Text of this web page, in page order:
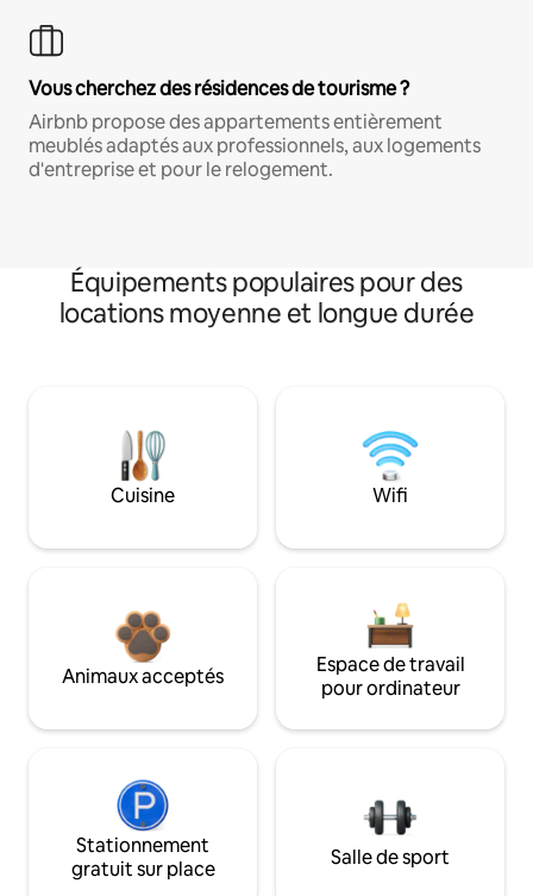
Vous cherchez des résidences de tourisme ?
Airbnb propose des appartements entièrement
meublés adaptés aux professionnels, aux logements
d'entreprise et pour le relogement.
Équipements populaires pour des
locations moyenne et longue durée
Cuisine Wifi
Animaux acceptés
Espace de travail
pour ordinateur
Stationnement
gratuit sur place
Salle de sport